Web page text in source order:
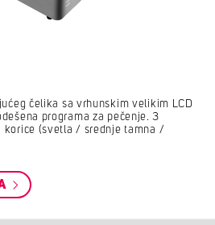
čelika sa vrhunskim velikim LCD
programa za pečenje. 3
korice (svetla / srednje tamna /